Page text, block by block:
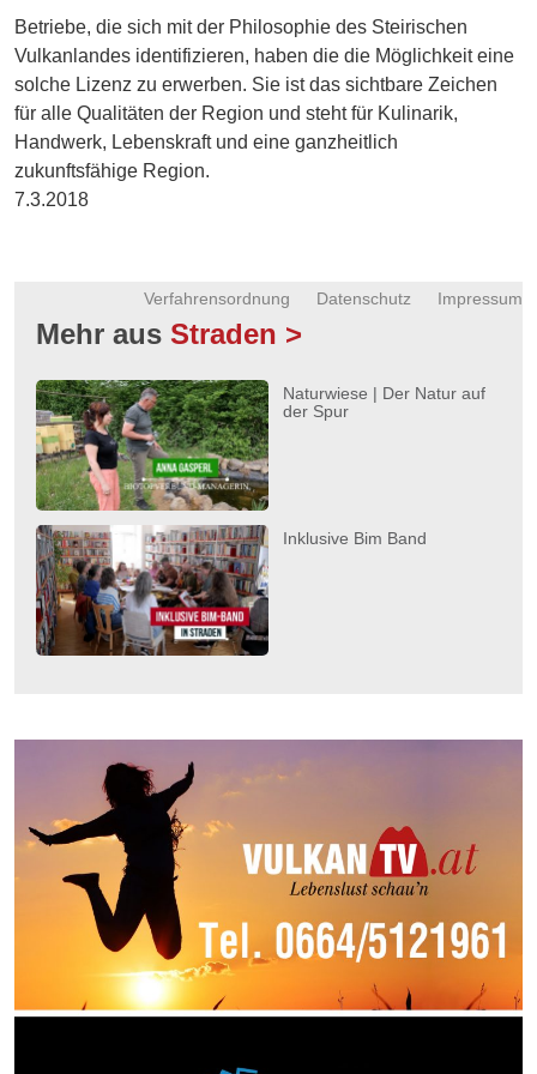
Energie
Schnöll
gfrogt
Zonen
Podcast
Betriebe, die sich mit der Philosophie des Steirischen
Vulkanlandes identifizieren, haben die die Möglichkeit eine
solche Lizenz zu erwerben. Sie ist das sichtbare Zeichen
für alle Qualitäten der Region und steht für Kulinarik,
Handwerk, Lebenskraft und eine ganzheitlich
zukunftsfähige Region.
7.3.2018
Impressum
Datenschutz
Verfahrensordnung
Mehr aus Straden >
Naturwiese | Der Natur auf
der Spur
Inklusive Bim Band